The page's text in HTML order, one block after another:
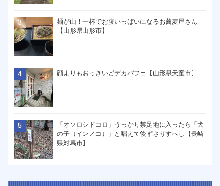
麺が山！一杯でお腹いっぱいになるお蕎麦屋さん
【山形県山形市】
顔よりもおっきいどデカパフェ【山形県天童市】
「オソロシドコロ」うっかり禁足地に入ったら「犬
の子（インノコ）」と唱えて後ずさりすべし【長崎
県対馬市】